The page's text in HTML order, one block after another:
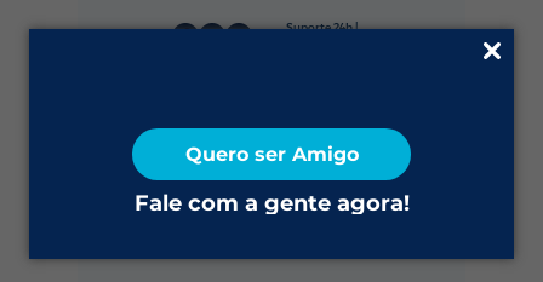
Quero ser Amigo
Fale com a gente agora!
Suporte 24h |
2ª via do Boleto